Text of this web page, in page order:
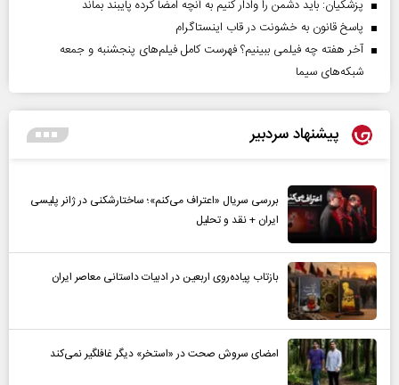
پزشکیان: باید دشمن را وادار کنیم به آنچه امضا کرده پایبند بماند
پاسخ قانون به خشونت در قاب اینستاگرام
آخر هفته چه فیلمی ببینیم؟ فهرست کامل فیلم‌های پنجشنبه و جمعه
شبکه‌های سیما
پیشنهاد سردبیر
بررسی سریال «اعتراف می‌کنم»؛ ساختارشکنی در ژانر پلیسی
ایران + نقد و تحلیل
بازتاب پیاده‌روی اربعین در ادبیات داستانی معاصر ایران
امضای سروش صحت در «استخر» دیگر غافلگیر نمی‌کند